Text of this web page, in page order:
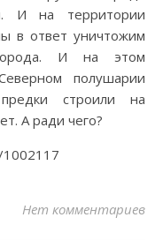
И на территории
в ответ уничтожим
И на этом
полушарии
строили на
А ради чего?
Нет комментариев